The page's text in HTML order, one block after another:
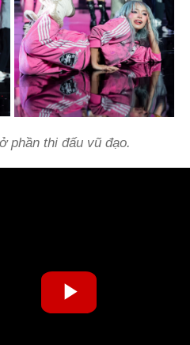
phần thi đấu vũ đạo.